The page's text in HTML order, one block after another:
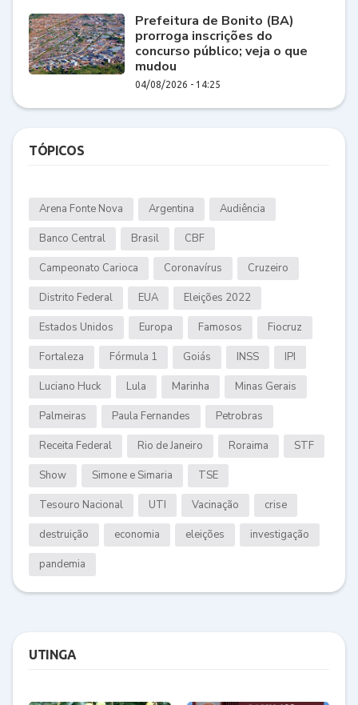
Prefeitura de Bonito (BA)
prorroga inscrições do
concurso público; veja o que
mudou
04/08/2026 - 14:25
TÓPICOS
Arena Fonte Nova Argentina Audiência
Banco Central Brasil CBF
Campeonato Carioca Coronavírus Cruzeiro
Distrito Federal EUA Eleições 2022
Estados Unidos Europa Famosos Fiocruz
Fortaleza Fórmula 1 Goiás INSS IPI
Luciano Huck Lula Marinha Minas Gerais
Palmeiras Paula Fernandes Petrobras
Receita Federal Rio de Janeiro Roraima STF
Show Simone e Simaria TSE
Tesouro Nacional UTI Vacinação crise
destruição economia eleições investigação
pandemia
UTINGA